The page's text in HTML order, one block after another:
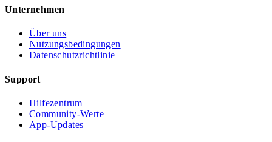
Unternehmen
Über uns
Nutzungsbedingungen
Datenschutzrichtlinie
Support
Hilfezentrum
Community-Werte
App-Updates